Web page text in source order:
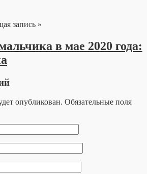
запись »
в мае 2020 года:
опубликован. Обязательные поля